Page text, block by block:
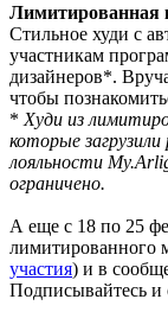
Лимитированная
Стильное худи с
участникам
дизайнеров*.
чтобы
* Худи из
которые
лояльности
ограничено.
А еще с 18 по 25
лимитированного
участия) и в
Подписывайтесь и